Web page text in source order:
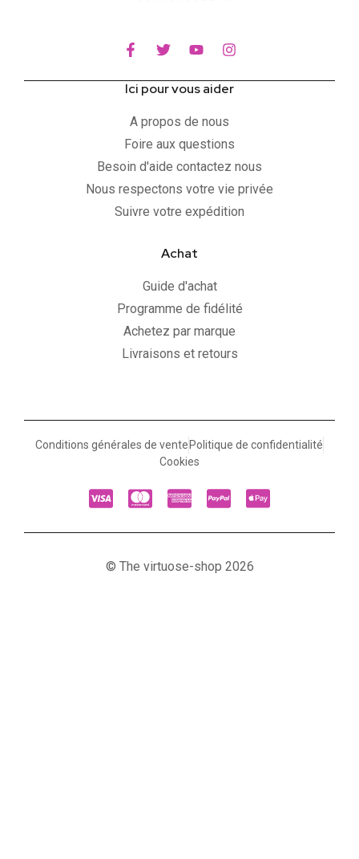
Ici pour vous aider
A propos de nous
Foire aux questions
Besoin d'aide contactez nous
Nous respectons votre vie privée
Suivre votre expédition
Achat
Guide d'achat
Programme de fidélité
Achetez par marque
Livraisons et retours
Conditions générales de vente Politique de confidentialité
Cookies
© The virtuose-shop 2026